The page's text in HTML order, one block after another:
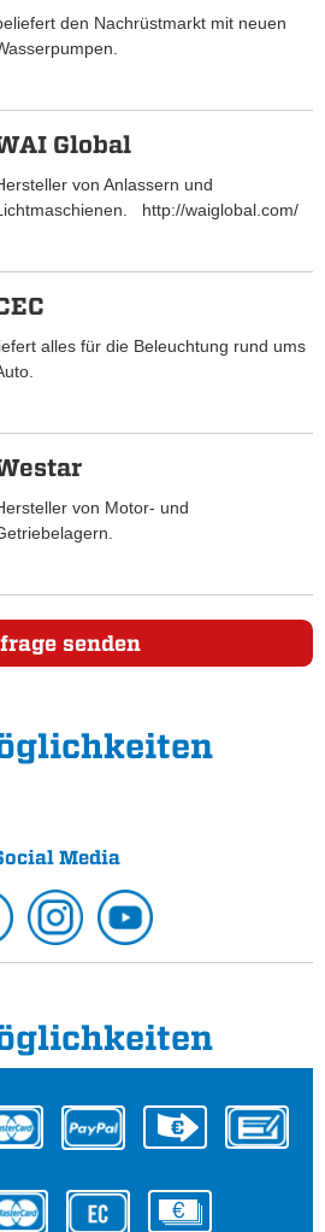
den Nachrüstmarkt mit neuen
Global
von Anlassern und
http://waiglobal.com/
alles für die Beleuchtung rund ums
von Motor- und
senden
Media